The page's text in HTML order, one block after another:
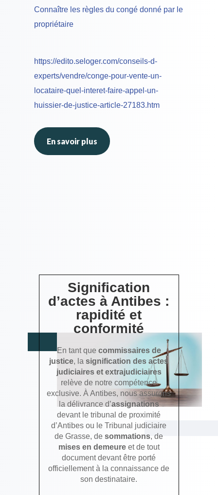
Connaître les règles du congé donné par le
propriétaire
https://edito.seloger.com/conseils-d-
experts/vendre/conge-pour-vente-un-
locataire-quel-interet-faire-appel-un-
huissier-de-justice-article-27183.htm
En savoir plus
Signification
d’actes à Antibes :
rapidité et
conformité
En tant que commissaires de
justice, lasignification des actes
judiciaires et extrajudiciaires
relève de notre compétence
exclusive. À Antibes, nous assurons
la délivrance d’assignations
devant le tribunal de proximité
d’Antibes ou le Tribunal judiciaire
de Grasse, desommations, de
mises en demeureet de tout
document devant être porté
officiellement à la connaissance de
son destinataire.